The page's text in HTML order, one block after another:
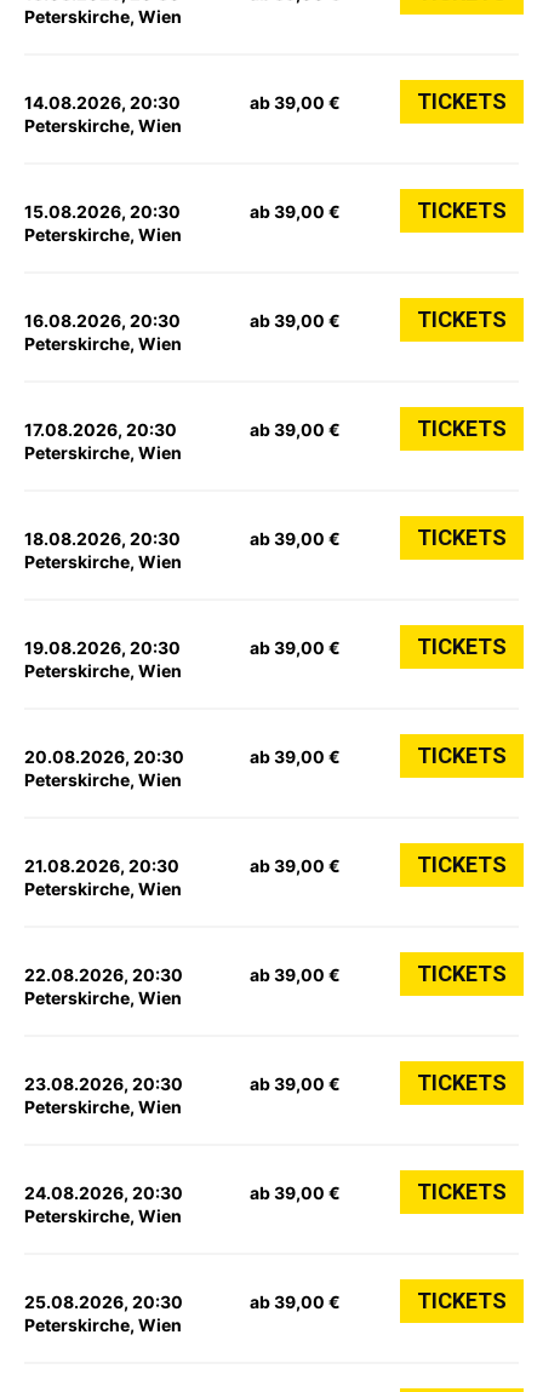
Peterskirche, Wien
14.08.2026, 20:30
Peterskirche, Wien
ab 39,00 € TICKETS
15.08.2026, 20:30
Peterskirche, Wien
ab 39,00 € TICKETS
16.08.2026, 20:30
Peterskirche, Wien
ab 39,00 € TICKETS
17.08.2026, 20:30
Peterskirche, Wien
ab 39,00 € TICKETS
18.08.2026, 20:30
Peterskirche, Wien
ab 39,00 € TICKETS
19.08.2026, 20:30
Peterskirche, Wien
ab 39,00 € TICKETS
20.08.2026, 20:30
Peterskirche, Wien
ab 39,00 € TICKETS
21.08.2026, 20:30
Peterskirche, Wien
ab 39,00 € TICKETS
22.08.2026, 20:30
Peterskirche, Wien
ab 39,00 € TICKETS
23.08.2026, 20:30
Peterskirche, Wien
ab 39,00 € TICKETS
24.08.2026, 20:30
Peterskirche, Wien
ab 39,00 € TICKETS
25.08.2026, 20:30
Peterskirche, Wien
ab 39,00 € TICKETS